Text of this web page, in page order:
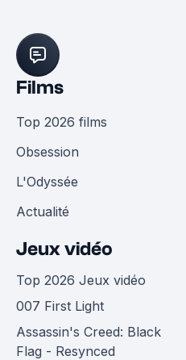
Films
Top 2026 films
Obsession
L'Odyssée
Actualité
Jeux vidéo
Top 2026 Jeux vidéo
007 First Light
Assassin's Creed: Black
Flag - Resynced